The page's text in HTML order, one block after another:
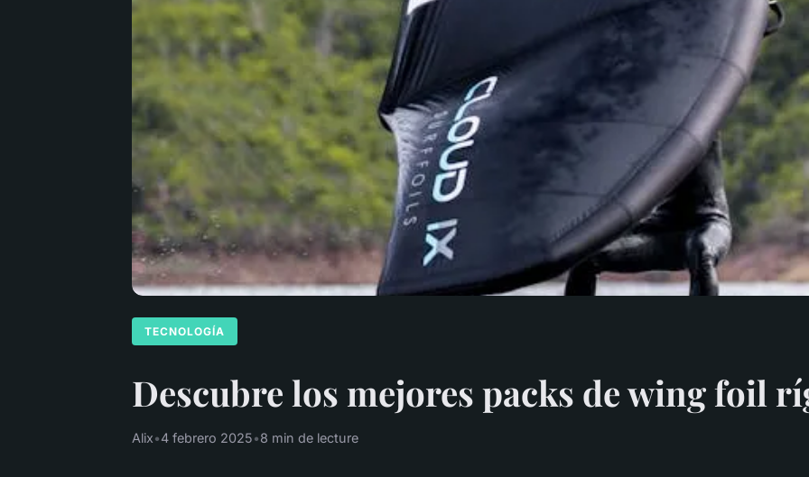
TECNOLOGÍA
Descubre los mejores packs de wing foil
Alix•4 febrero 2025•8 min de lecture